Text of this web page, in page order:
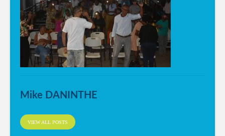
Mike DANINTHE
VIEW ALL POSTS